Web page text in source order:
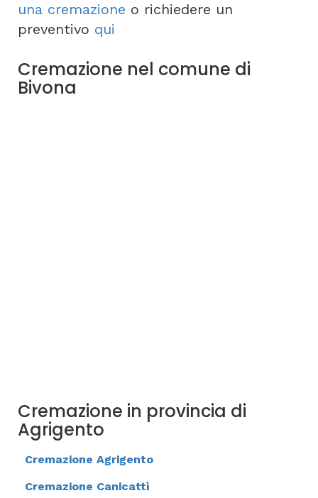
una cremazione o richiedere un
preventivo qui
Cremazione nel comune di
Bivona
Cremazione in provincia di
Agrigento
Cremazione Agrigento
Cremazione Canicattì